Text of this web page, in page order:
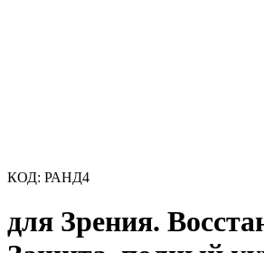
КОД: РАНД4
для Зрения.